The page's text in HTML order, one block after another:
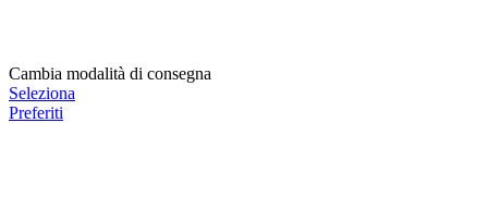
Cambia modalità di consegna
Seleziona
Preferiti